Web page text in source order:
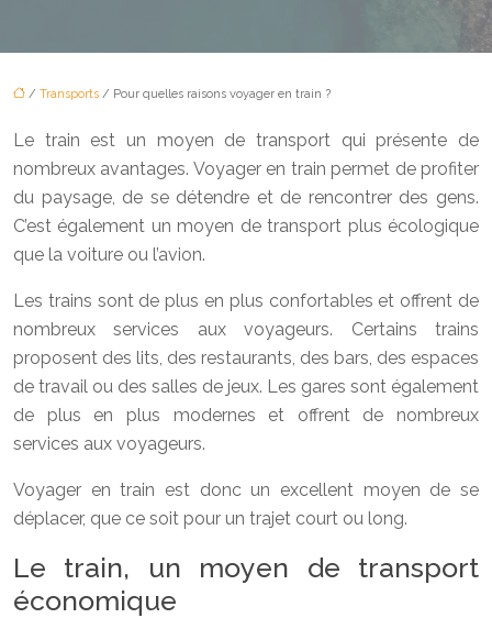
/ Transports / Pour quelles raisons voyager en train ?
Le train est un moyen de transport qui présente de
nombreux avantages. Voyager en train permet de profiter
du paysage, de se détendre et de rencontrer des gens.
C’est également un moyen de transport plus écologique
que la voiture ou l’avion.
Les trains sont de plus en plus confortables et offrent de
nombreux services aux voyageurs. Certains trains
proposent des lits, des restaurants, des bars, des espaces
de travail ou des salles de jeux. Les gares sont également
de plus en plus modernes et offrent de nombreux
services aux voyageurs.
Voyager en train est donc un excellent moyen de se
déplacer, que ce soit pour un trajet court ou long.
Le train, un moyen de transport
économique